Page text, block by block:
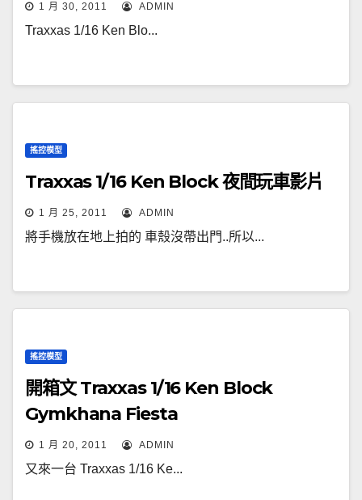
1 月 30, 2011 ADMIN
Traxxas 1/16 Ken Blo...
搖控模型
Traxxas 1/16 Ken Block 夜間玩車影片
1 月 25, 2011 ADMIN
將手機放在地上拍的 車殼沒帶出門..所以...
搖控模型
開箱文 Traxxas 1/16 Ken Block
Gymkhana Fiesta
1 月 20, 2011 ADMIN
又來一台 Traxxas 1/16 Ke...